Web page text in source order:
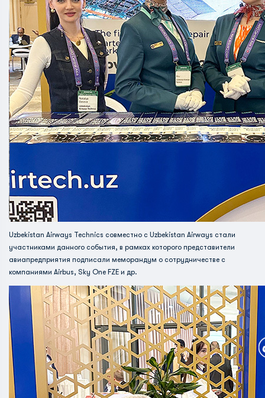
Uzbekistan Airways Technics совместно с Uzbekistan Airways стали
участниками данного события, в рамках которого представители
авиапредприятия подписали меморандум о сотрудничестве с
компаниями Airbus, Sky One FZE и др.